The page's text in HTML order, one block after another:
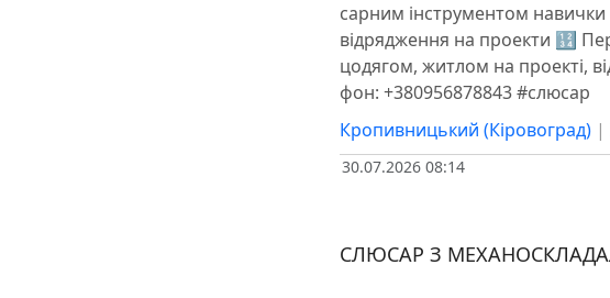
сарним інструментом
відрядження на проекти 🔢
цодягом, житлом на проекті,
фон: +380956878843 #слюсар
Кропивницький (Кіровоград) |
30.07.2026 08:14
СЛЮСАР З